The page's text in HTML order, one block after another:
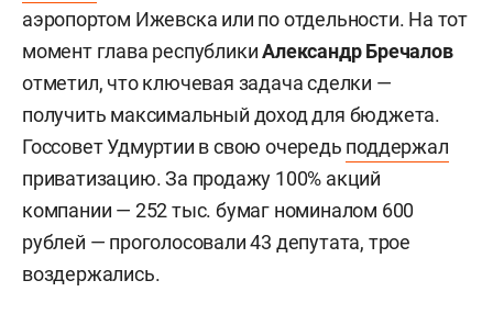
аэропортом Ижевска или по отдельности. На тот
момент глава республикиАлександр Бречалов
отметил, что ключевая задача сделки —
получить максимальный доход для бюджета.
Госсовет Удмуртии в свою очередь поддержал
приватизацию. За продажу 100% акций
компании — 252 тыс. бумаг номиналом 600
рублей — проголосовали 43 депутата, трое
воздержались.